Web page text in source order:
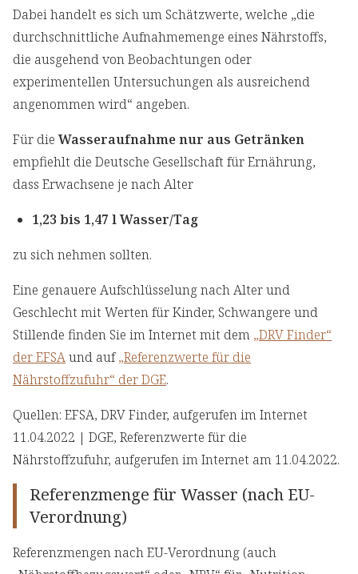
Dabei handelt es sich um Schätzwerte, welche „die
durchschnittliche Aufnahmemenge eines Nährstoffs,
die ausgehend von Beobachtungen oder
experimentellen Untersuchungen als ausreichend
angenommen wird“ angeben.
Für dieWasseraufnahme nur aus Getränken
empfiehlt die Deutsche Gesellschaft für Ernährung,
dass Erwachsene je nach Alter
1,23 bis 1,47 l Wasser/Tag
zu sich nehmen sollten.
Eine genauere Aufschlüsselung nach Alter und
Geschlecht mit Werten für Kinder, Schwangere und
Stillende finden Sie im Internet mit dem „DRV Finder“
der EFSAund auf„Referenzwerte für die
Nährstoffzufuhr“ der DGE.
Quellen: EFSA, DRV Finder, aufgerufen im Internet
11.04.2022 | DGE, Referenzwerte für die
Nährstoffzufuhr, aufgerufen im Internet am 11.04.2022.
Referenzmenge für Wasser (nach EU-
Verordnung)
Referenzmengen nach EU-Verordnung (auch